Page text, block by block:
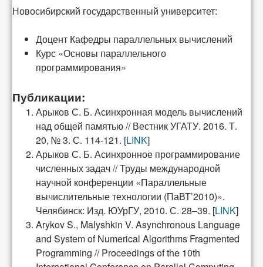
Новосибирский государственный университет:
Доцент Кафедры параллельных вычислений
Курс «Основы параллельного
программирования»
Публикации:
Арыков С. Б. Асинхронная модель вычислений
над общей памятью // Вестник УГАТУ. 2016. Т.
20, № 3. С. 114-121. [LINK]
Арыков С. Б. Асинхронное программирование
численных задач // Тру­ды международной
научной конференции «Параллельные
вычислитель­ные технологии (ПаВТ’2010)».
Челябинск: Изд. ЮУрГУ, 2010. С. 28–39. [LINK]
Arykov S., Malyshkin V. Asynchronous Language
and System of Numerical Algorithms Fragmented
Programming // Proceedings of the 10th